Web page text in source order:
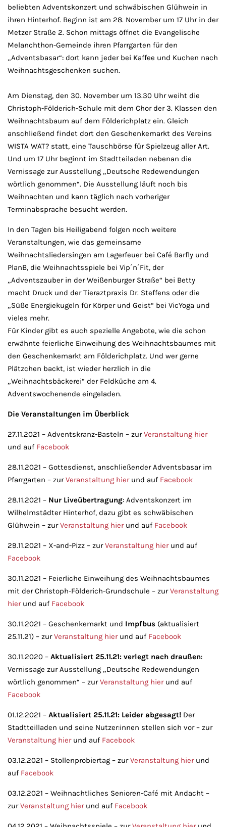
beliebten Adventskonzert und schwäbischen Glühwein in
ihren Hinterhof. Beginn ist am 28. November um 17 Uhr in der
Metzer Straße 2. Schon mittags öffnet die Evangelische
Melanchthon-Gemeinde ihren Pfarrgarten für den
„Adventsbasar“: dort kann jeder bei Kaffee und Kuchen nach
Weihnachtsgeschenken suchen.
Am Dienstag, den 30. November um 13.30 Uhr weiht die
Christoph-Földerich-Schule mit dem Chor der 3. Klassen den
Weihnachtsbaum auf dem Földerichplatz ein. Gleich
anschließend findet dort den Geschenkemarkt des Vereins
WISTA WAT? statt, eine Tauschbörse für Spielzeug aller Art.
Und um 17 Uhr beginnt im Stadtteiladen nebenan die
Vernissage zur Ausstellung „Deutsche Redewendungen
wörtlich genommen“. Die Ausstellung läuft noch bis
Weihnachten und kann täglich nach vorheriger
Terminabsprache besucht werden.
In den Tagen bis Heiligabend folgen noch weitere
Veranstaltungen, wie das gemeinsame
Weihnachtsliedersingen am Lagerfeuer bei Café Barfly und
PlanB, die Weihnachtsspiele bei Vip´n´Fit, der
„Adventszauber in der Weißenburger Straße“ bei Betty
macht Druck und der Tieraztpraxis Dr. Steffens oder die
„Süße Energiekugeln für Körper und Geist“ bei VicYoga und
vieles mehr.
Für Kinder gibt es auch spezielle Angebote, wie die schon
erwähnte feierliche Einweihung des Weihnachtsbaumes mit
den Geschenkemarkt am Földerichplatz. Und wer gerne
Plätzchen backt, ist wieder herzlich in die
„Weihnachtsbäckerei“ der Feldküche am 4.
Adventswochenende eingeladen.
Die Veranstaltungen im Überblick
27.11.2021 – Adventskranz-Basteln – zurVeranstaltung hier
und auf Facebook
28.11.2021 – Gottesdienst, anschließender Adventsbasar im
Pfarrgarten – zurVeranstaltung hierund auf Facebook
28.11.2021 – Nur Liveübertragung: Adventskonzert im
Wilhelmstädter Hinterhof, dazu gibt es schwäbischen
Glühwein – zurVeranstaltung hierund auf Facebook
29.11.2021 – X-and-Pizz – zurVeranstaltung hierund auf
Facebook
30.11.2021 – Feierliche Einweihung des Weihnachtsbaumes
mit der Christoph-Földerich-Grundschule – zurVeranstaltung
hierund auf Facebook
30.11.2021 – Geschenkemarkt und Impfbus (aktualisiert
25.11.21) – zurVeranstaltung hierund auf Facebook
30.11.2020 – Aktualisiert 25.11.21: verlegt nach draußen:
Vernissage zur Ausstellung „Deutsche Redewendungen
wörtlich genommen“ – zurVeranstaltung hierund auf
Facebook
01.12.2021 – Aktualisiert 25.11.21: Leider abgesagt! Der
Stadtteilladen und seine Nutzer:innen stellen sich vor – zur
Veranstaltung hierund auf Facebook
03.12.2021 – Stollenprobiertag – zurVeranstaltung hierund
auf Facebook
03.12.2021 – Weihnachtliches Senioren-Café mit Andacht –
zurVeranstaltung hierund auf Facebook